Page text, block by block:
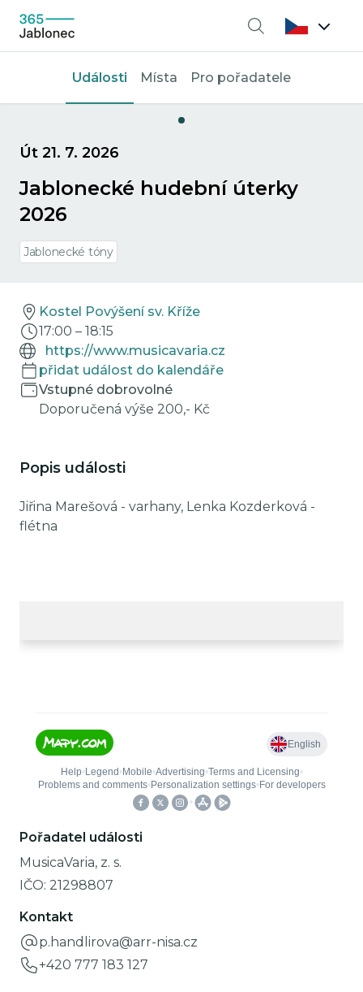
Vyhledávání
Události Místa Pro pořadatele
Út 21. 7. 2026
Jablonecké hudební úterky
2026
Jablonecké tóny
Kostel Povýšení sv. Kříže
17:00 – 18:15
https://www.musicavaria.cz
přidat událost do kalendáře
Vstupné dobrovolné
Doporučená výše 200,- Kč
Popis události
Jiřina Marešová - varhany, Lenka Kozderková -
flétna
Pořadatel události
MusicaVaria, z. s.
IČO: 21298807
Kontakt
p.handlirova@arr-nisa.cz
+420 777 183 127